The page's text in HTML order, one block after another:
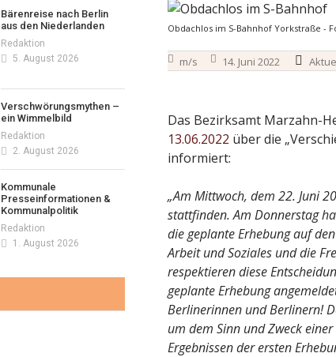
Obdachlos im S-Bahnhof Yorkstraße -
m/s 14. Juni 2022
Das Bezirksamt Marzahn-
13.06.2022 über die
informiert:
„Am Mittwoch, dem 22. Juni
stattfinden. Am Donnerstag
die geplante Erhebung auf
Arbeit und Soziales und die
respektieren diese
geplante Erhebung
Berlinerinnen und Berlinern!
um dem Sinn und Zweck
Ergebnissen der ersten
Bärenreise nach Berlin
aus den Niederlanden
Redaktion
5. August 2026
Verschwörungsmythen –
ein Wimmelbild
Redaktion
2. August 2026
Kommunale
Presseinformationen &
Kommunalpolitik
Redaktion
1. August 2026